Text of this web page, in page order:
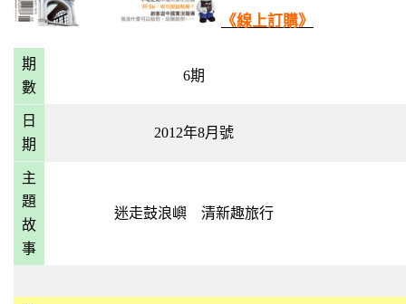
《線上訂購》
期
數
6期
日
期
2012年8月號
主
題
故
事
迷走鼓浪嶼 清新趣旅行